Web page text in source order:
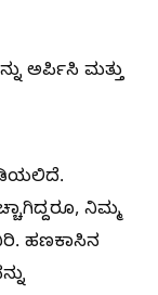
ಅರ್ಪಿಸಿ ಮತ್ತು
ನಿಮ್ಮ
ಹಣಕಾಸಿನ